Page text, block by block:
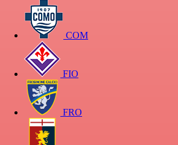
COM
FIO
FRO